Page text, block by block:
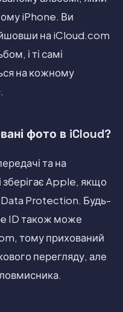
iPhone. Ви
на iCloud.com
і ті самі
на кожному
фото в iCloud?
та на
Apple, якщо
Data Protection. Будь-
ID також може
тому прихований
перегляду, але